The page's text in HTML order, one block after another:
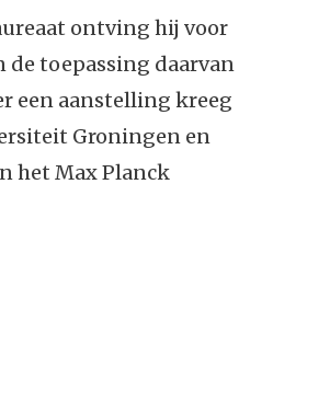
ontving hij voor
toepassing daarvan
een aanstelling kreeg
Groningen en
het Max Planck